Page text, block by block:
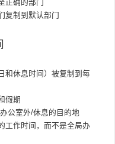
正确的部门
复制到默认部门
和休息时间）被复制到每
假期
公室外/休息的目的地
工作时间，而不是全局办